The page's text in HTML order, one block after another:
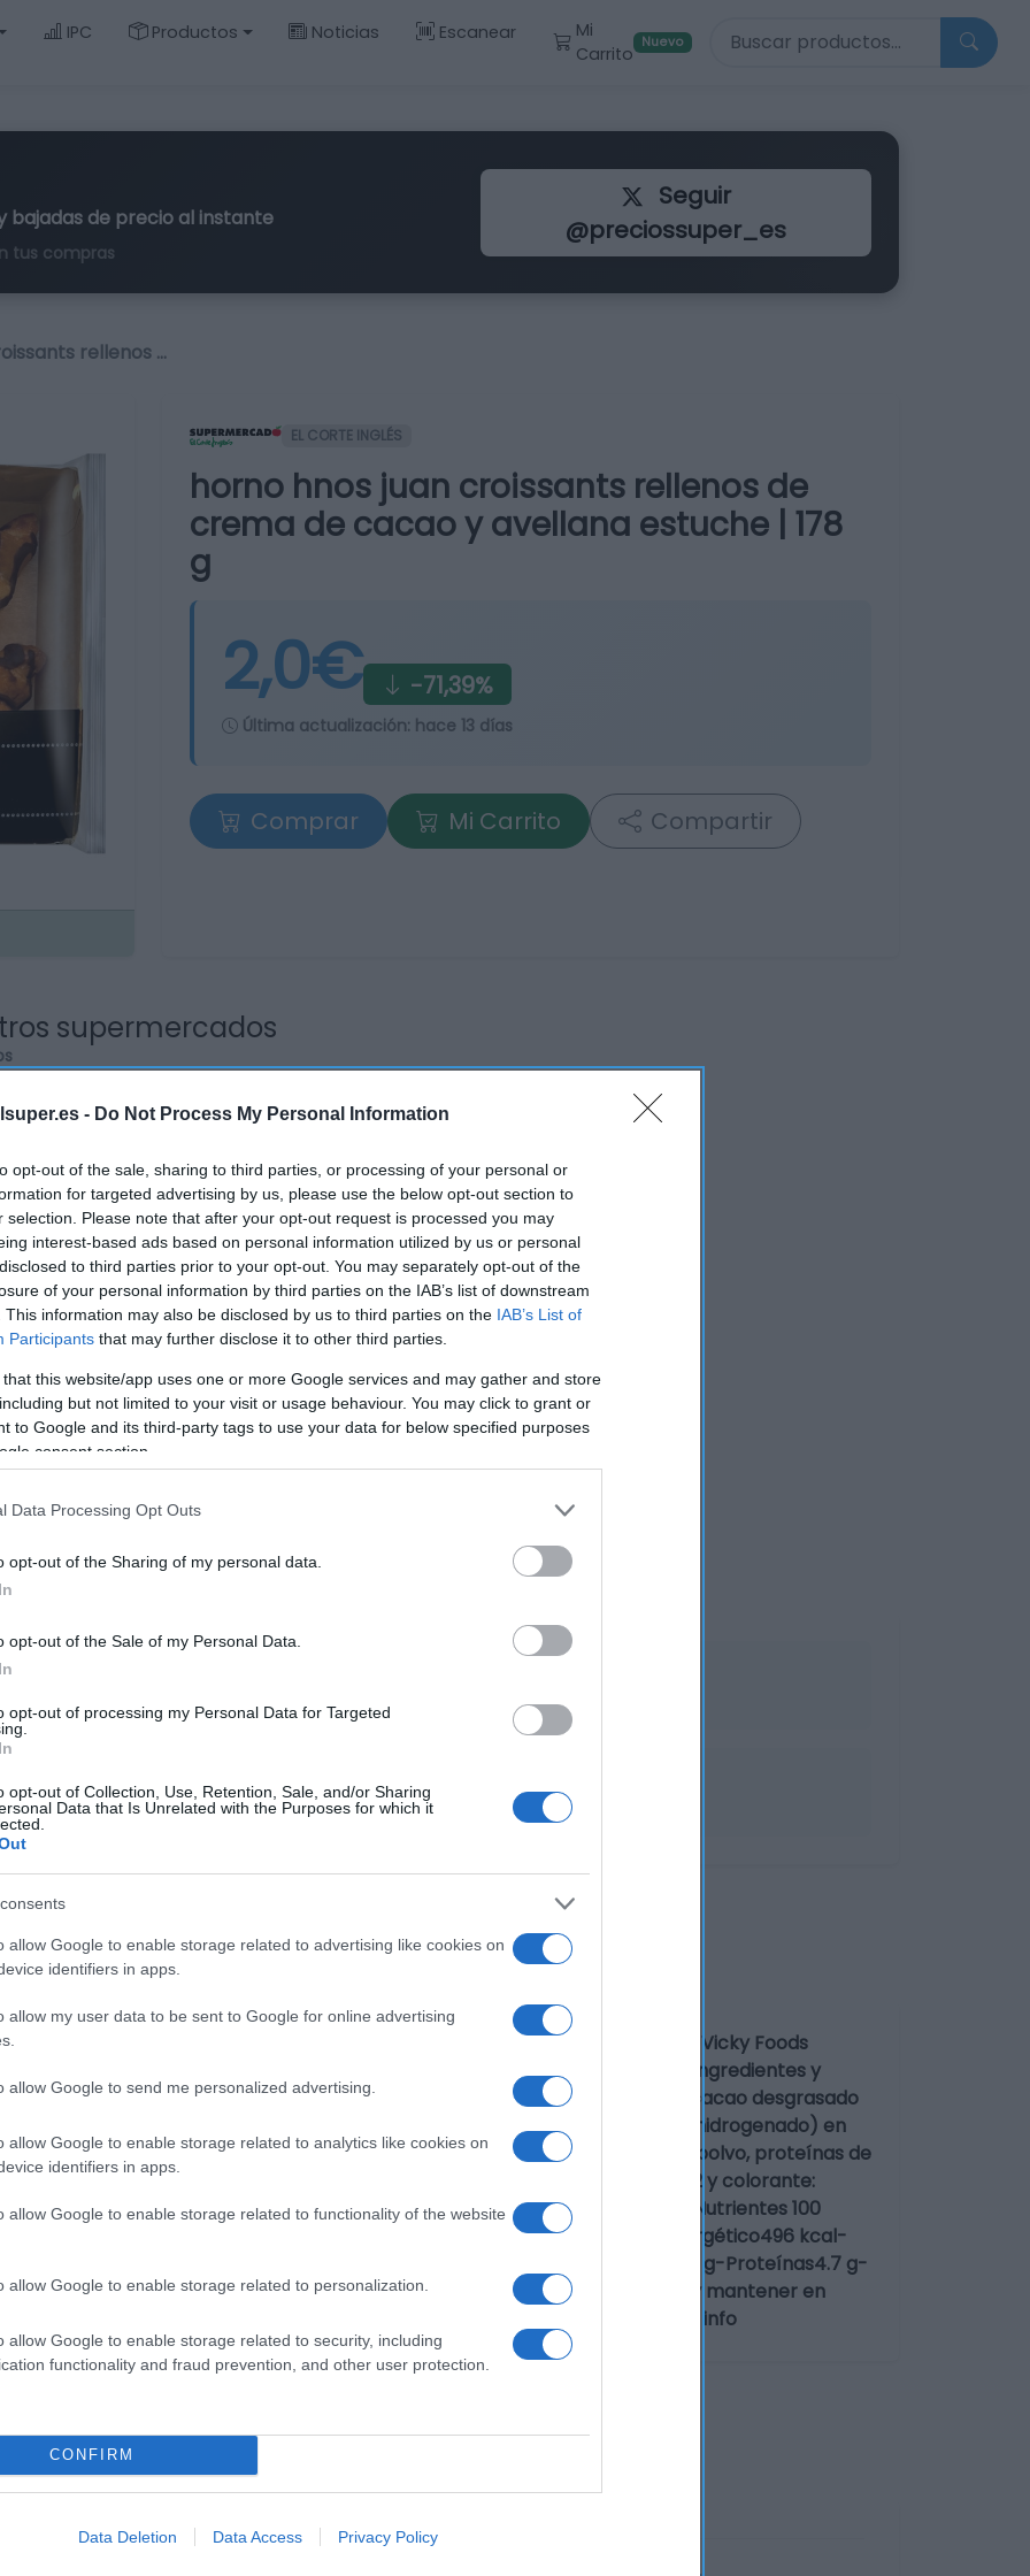
- Do Not Process My Personal Information
opt-out of the sale, sharing to third parties, or processing of your personal or
for targeted advertising by us, please use the below opt-out section to
selection. Please note that after your opt-out request is processed you may
interest-based ads based on personal information utilized by us or personal
to third parties prior to your opt-out. You may separately opt-out of the
of your personal information by third parties on the IAB’s list of downstream
This information may also be disclosed by us to third parties on the IAB’s List of
Participants that may further disclose it to other third parties.
that this website/app uses one or more Google services and may gather and store
but not limited to your visit or usage behaviour. You may click to grant or
to Google and its third-party tags to use your data for below specified purposes
consent section.
Data Processing Opt Outs
opt-out of the Sharing of my personal data.
opt-out of the Sale of my Personal Data.
opt-out of processing my Personal Data for Targeted
opt-out of Collection, Use, Retention, Sale, and/or Sharing
Data that Is Unrelated with the Purposes for which it
allow Google to enable storage related to advertising like cookies on
identifiers in apps.
allow my user data to be sent to Google for online advertising
allow Google to send me personalized advertising.
allow Google to enable storage related to analytics like cookies on
identifiers in apps.
allow Google to enable storage related to functionality of the website
allow Google to enable storage related to personalization.
allow Google to enable storage related to security, including
functionality and fraud prevention, and other user protection.
CONFIRM
Data Deletion Data Access Privacy Policy
IPC Productos Noticias Escanear
Mi
Carrito
Nuevo Buscar productos
bajadas de precio al instante
tus compras
Seguir
@preciossuper_es
rellenos …
EL CORTE INGLÉS
horno hnos juan croissants rellenos de
crema de cacao y avellana estuche | 178
g
2,0€ -71,39%
Última actualización: hace 13 días
Comprar Mi Carrito Compartir
supermercados
EL CORTE INGLÉS
3,37€
+149,63%
Ver producto
16 May 2023
Producto de bollería previamente congeladoNombre del operador: Vicky Foods
d'Alacant, 134 46702 Gandía (Valencia) EspañaCantidad Neta: 178 g Ingredientes y
(palma, coco totalmente hidrogenado) en proporción variable, azúcar, cacao desgrasado
suero de leche en polvo, aceite vegetal (girasol, soja, girasol totalmente hidrogenado) en
levadura, sal, emulgentes: E-471, E-472e, E-481 y lecitina de soja, leche en polvo, proteínas de
espesante: pectinas, acidulantes: ácido cítrico y E-331, conservador: E-202 y colorante:
granos de sésamo, otros frutos de cáscara y/o productos derivados.Nutrientes 100
por 100gCantidad/Unidad(VRN)Valor energético2066 kJ-Valor energético496 kcal-
Hidratos de carbono48 g-De los cuales- Azúcares28 g-Fibra alimentaria2.9 g-Proteínas4.7 g-
conservar a -18°C. Una vez descongelado no volver a congelar y mantener en
Aviso sobre nuestra Información de producto Más infoMenos info